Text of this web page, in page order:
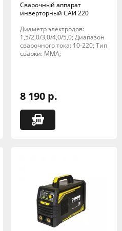
Сварочный аппарат
инверторный САИ 220
Диаметр электродов:
1,5/2,0/3,0/4,0/5,0; Диапазон
сварочного тока: 10-220; Тип
сварки: MMA;
8 190 р.